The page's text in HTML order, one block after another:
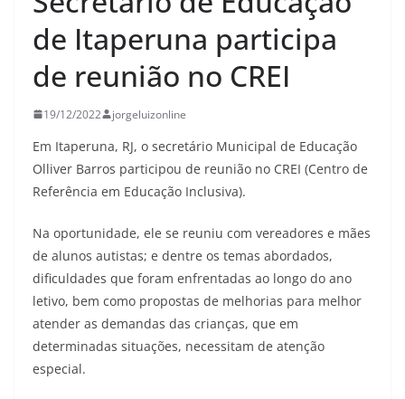
de Itaperuna participa
de reunião no CREI
19/12/2022 jorgeluizonline
Em Itaperuna, RJ, o secretário Municipal de Educação
Olliver Barros participou de reunião no CREI (Centro de
Referência em Educação Inclusiva).
Na oportunidade, ele se reuniu com vereadores e mães
de alunos autistas; e dentre os temas abordados,
dificuldades que foram enfrentadas ao longo do ano
letivo, bem como propostas de melhorias para melhor
atender as demandas das crianças, que em
determinadas situações, necessitam de atenção
especial.